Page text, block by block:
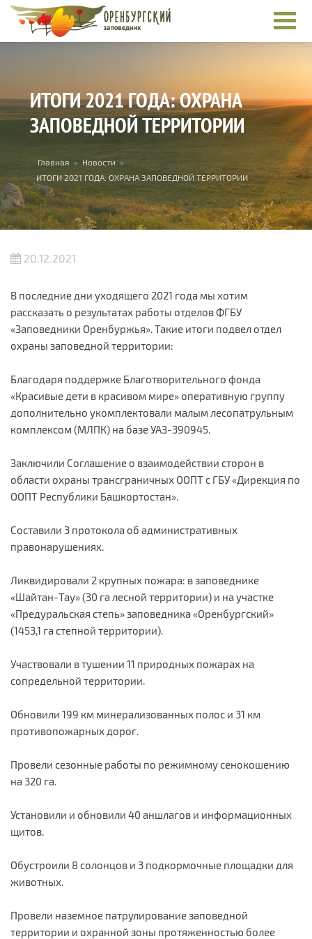
Перейти к основному содержанию
ИТОГИ 2021 ГОДА: ОХРАНА
ЗАПОВЕДНОЙ ТЕРРИТОРИИ
Вы здесь
Главная » Новости »
ИТОГИ 2021 ГОДА: ОХРАНА ЗАПОВЕДНОЙ ТЕРРИТОРИИ
20.12.2021
В последние дни уходящего 2021 года мы хотим
рассказать о результатах работы отделов ФГБУ
«Заповедники Оренбуржья». Такие итоги подвел отдел
охраны заповедной территории:
Благодаря поддержке Благотворительного фонда
«Красивые дети в красивом мире» оперативную группу
дополнительно укомплектовали малым лесопатрульным
комплексом (МЛПК) на базе УАЗ-390945.
Заключили Соглашение о взаимодействии сторон в
области охраны трансграничных ООПТ с ГБУ «Дирекция по
ООПТ Республики Башкортостан».
Составили 3 протокола об административных
правонарушениях.
Ликвидировали 2 крупных пожара: в заповеднике
«Шайтан-Тау» (30 га лесной территории) и на участке
«Предуральская степь» заповедника «Оренбургский»
(1453,1 га степной территории).
Участвовали в тушении 11 природных пожарах на
сопредельной территории.
Обновили 199 км минерализованных полос и 31 км
противопожарных дорог.
Провели сезонные работы по режимному сенокошению
на 320 га.
Установили и обновили 40 аншлагов и информационных
щитов.
Обустроили 8 солонцов и 3 подкормочные площадки для
животных.
Провели наземное патрулирование заповедной
территории и охранной зоны протяженностью более